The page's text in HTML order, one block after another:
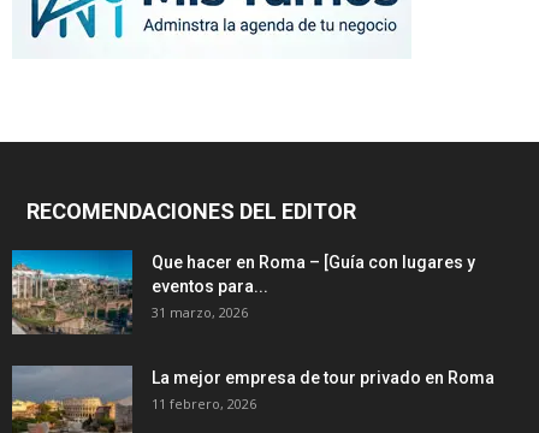
RECOMENDACIONES DEL EDITOR
Que hacer en Roma – [Guía con lugares y
eventos para...
31 marzo, 2026
La mejor empresa de tour privado en Roma
11 febrero, 2026